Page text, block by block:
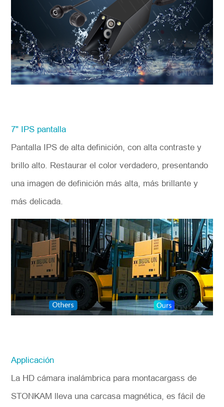
7" IPS pantalla
Pantalla IPS de alta definición, con alta contraste y
brillo alto. Restaurar el color verdadero, presentando
una imagen de definición más alta, más brillante y
más delicada.
Applicación
La HD cámara inalámbrica para montacargass de
STONKAM lleva una carcasa magnética, es fácil de